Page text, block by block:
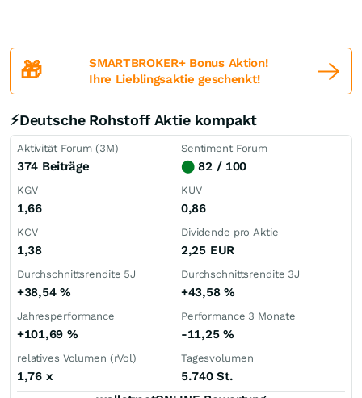
🎁
SMARTBROKER+ Bonus Aktion!
Ihre Lieblingsaktie geschenkt!
⚡Deutsche Rohstoff Aktie kompakt
Aktivität Forum (3M)
374 Beiträge
Sentiment Forum
⬤82 / 100
KGV
1,66
KUV
0,86
KCV
1,38
Dividende pro Aktie
2,25 EUR
Durchschnittsrendite 5J
+38,54 %
Durchschnittsrendite 3J
+43,58 %
Jahresperformance
+101,69 %
Performance 3 Monate
-11,25 %
relatives Volumen (rVol)
1,76 x
Tagesvolumen
5.740 St.